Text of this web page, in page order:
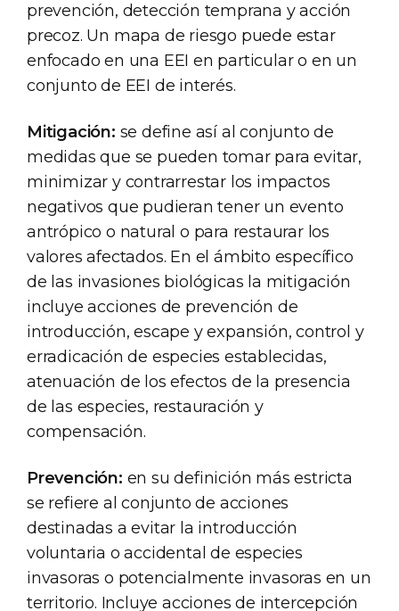
prevención, detección temprana y acción
precoz. Un mapa de riesgo puede estar
enfocado en una EEI en particular o en un
conjunto de EEI de interés.
Mitigación: se define así al conjunto de
medidas que se pueden tomar para evitar,
minimizar y contrarrestar los impactos
negativos que pudieran tener un evento
antrópico o natural o para restaurar los
valores afectados. En el ámbito específico
de las invasiones biológicas la mitigación
incluye acciones de prevención de
introducción, escape y expansión, control y
erradicación de especies establecidas,
atenuación de los efectos de la presencia
de las especies, restauración y
compensación.
Prevención: en su definición más estricta
se refiere al conjunto de acciones
destinadas a evitar la introducción
voluntaria o accidental de especies
invasoras o potencialmente invasoras en un
territorio. Incluye acciones de intercepción